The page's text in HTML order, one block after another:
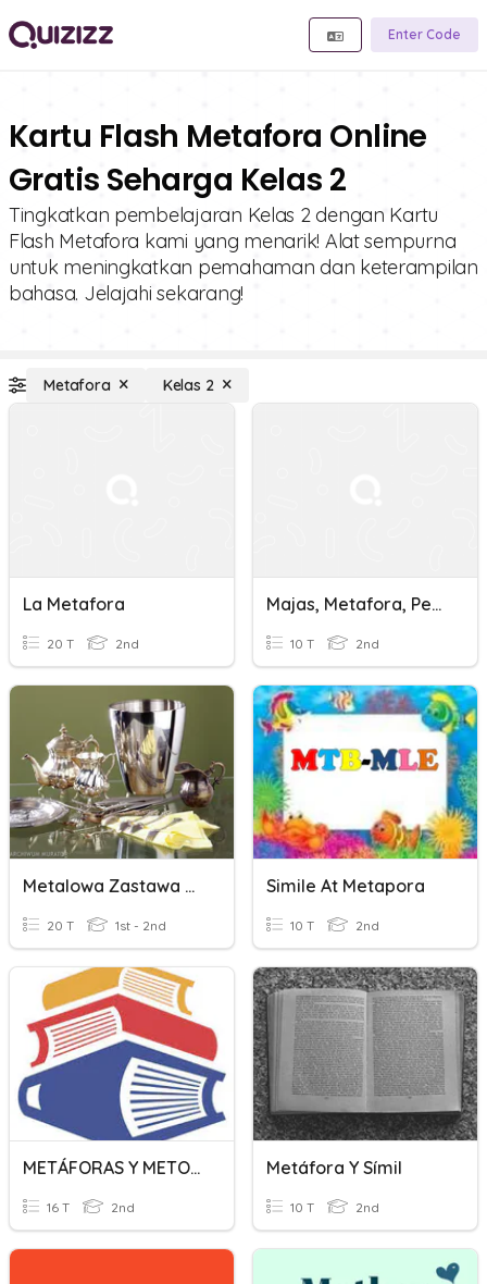
Enter Code
Kartu Flash Metafora Online
Gratis Seharga Kelas 2
Tingkatkan pembelajaran Kelas 2 dengan Kartu
Flash Metafora kami yang menarik! Alat sempurna
untuk meningkatkan pemahaman dan keterampilan
bahasa. Jelajahi sekarang!
Metafora Kelas 2
La Metafora
20 T 2nd
Majas, Metafora, Personifikasi, Hiperbola
10 T 2nd
Metalowa Zastawa Stołowa
20 T 1st - 2nd
Simile At Metapora
10 T 2nd
METÁFORAS Y METONIMIA
16 T 2nd
Metáfora Y Símil
10 T 2nd